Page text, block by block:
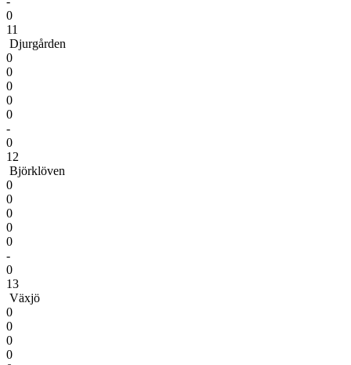
0
11
Djurgården
0
0
0
0
0
-
0
12
Björklöven
0
0
0
0
0
-
0
13
Växjö
0
0
0
0